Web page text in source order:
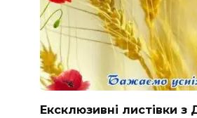
Ексклюзивні листівки з